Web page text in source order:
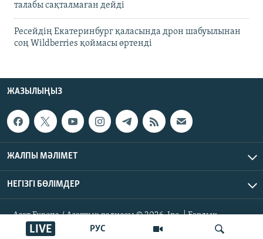
РУС
LIVE
талабы сақталмаған дейді
Ресейдің Екатеринбург қаласында дрон шабуылынан
соң Wildberries қоймасы өртенді
ЖАЗЫЛЫҢЫЗ
ЖАЛПЫ МӘЛІМЕТ
НЕГІЗГІ БӨЛІМДЕР
Азат Еуропа / Азаттық радиосы © 2026, Inc. | Барлық
құқықтары қорғалған